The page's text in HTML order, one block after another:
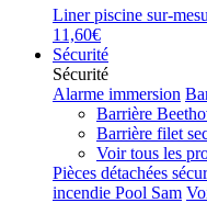
Liner piscine sur-
11,60€
Sécurité
Sécurité
Alarme immersion
Barrière
Barrière filet
Voir tous les
Pièces détachées
incendie Pool Sam